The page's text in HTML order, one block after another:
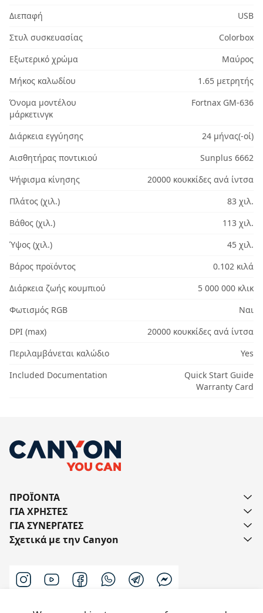
Διεπαφή
USB
Στυλ συσκευασίας
Colorbox
Εξωτερικό χρώμα
Μαύρος
Μήκος καλωδίου
1.65 μετρητής
Όνομα μοντέλου
μάρκετινγκ
Fortnax GM-636
Διάρκεια εγγύησης
24 μήνας(-οί)
Αισθητήρας ποντικιού
Sunplus 6662
Ψήφισμα κίνησης
20000 κουκκίδες ανά ίντσα
Πλάτος (χιλ.)
83 χιλ.
Βάθος (χιλ.)
113 χιλ.
Ύψος (χιλ.)
45 χιλ.
Βάρος προϊόντος
0.102 κιλά
Διάρκεια ζωής κουμπιού
5 000 000 κλικ
Φωτισμός RGB
Ναι
DPI (max)
20000 κουκκίδες ανά ίντσα
Περιλαμβάνεται καλώδιο
Yes
Included Documentation
Quick Start Guide
Warranty Card
ΠΡΟΪΟΝΤΑ
ΓΙΑ ΧΡΗΣΤΕΣ
ΓΙΑ ΣΥΝΕΡΓΑΤΕΣ
Σχετικά με την Canyon